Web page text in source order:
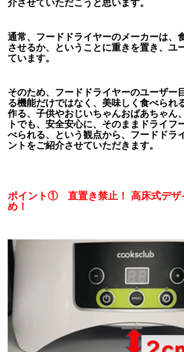
介させていただこうと思います。
通常、フードドライヤーのメーカーは、
させるか、ということに重きを置き、ユ
ています。
そのため、フードドライヤーのユーザー
る機能だけではなく、美味しく食べられ
作る、子供やおじいちゃんおばあちゃん
トでも、安全安心に、そのままドライフ
べられる、という観点から、フードドラ
ントをご紹介させていただきます。
ポイント① 直置き禁止！ 高床式デザ
め！